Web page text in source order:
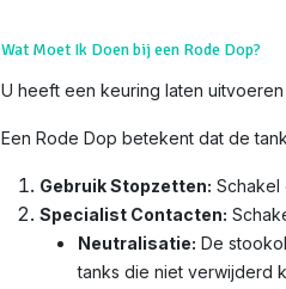
Wat Moet Ik Doen bij een Rode Dop?
U heeft een keuring laten
Een Rode Dop betekent dat de tank
Gebruik Stopzetten: Schakel
Specialist Contacten:
Neutralisatie: De
tanks die niet verwijderd